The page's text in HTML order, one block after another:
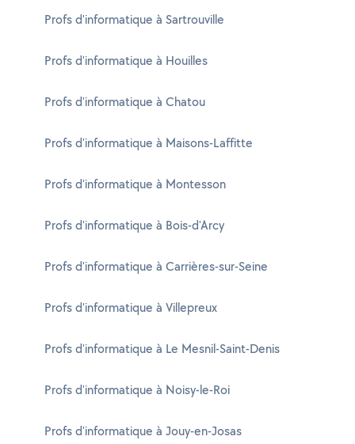
Profs d'informatique à Sartrouville
Profs d'informatique à Houilles
Profs d'informatique à Chatou
Profs d'informatique à Maisons-Laffitte
Profs d'informatique à Montesson
Profs d'informatique à Bois-d'Arcy
Profs d'informatique à Carrières-sur-Seine
Profs d'informatique à Villepreux
Profs d'informatique à Le Mesnil-Saint-Denis
Profs d'informatique à Noisy-le-Roi
Profs d'informatique à Jouy-en-Josas